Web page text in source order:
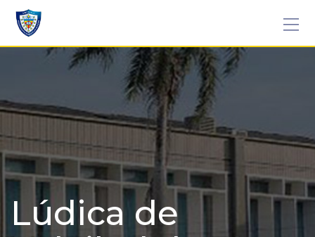
Skip
content
Lúdica de